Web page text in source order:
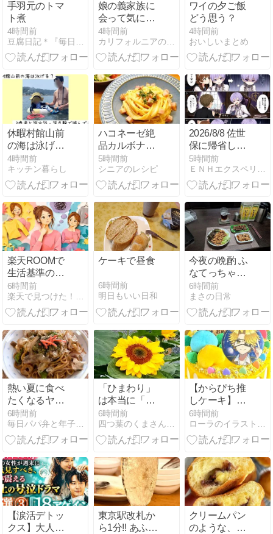
手羽元のトマ
ト煮
4時間前
娘の義家族に
会って気にな
っていること
4時間前
カリフォルニアのばあさんブログ
ワイの夕ご飯
どう思う？
4時間前
おいしいまとめ
休暇村館山前
の海は泳げ
る？3歳児と
海水浴・浮き
輪で遊んでみ
4時間前
キッチン暮らし
ハコネーゼ絶
品カルボナー
ラ
5時間前
シニアのレシピ
2026/8/8 佐世
保に帰省した
ので、ミニ漫
画（ジェイ
ド）
5時間前
楽天ROOMで
生活基準の違
いに迷わない
商品選びと投
稿の考え方
6時間前
ケーキで昼食
6時間前
明日もいい日和
今夜の晩酌 ふ
なてっちゃん
で一杯
6時間前
まさの日常
熱い夏に食べ
たくなるヤツ
その2
6時間前
「ひまわり」
は本当に「太
陽」の方向を
向いて咲くの
か？
6時間前
【からぴち推
しケーキ】た
っつんの推し
カラー桃デコ
レーション！
6時間前
【涙活デトッ
クス】大人の
東京駅改札か
ら1分‼︎ あふれ
クリームパン
のような、あ